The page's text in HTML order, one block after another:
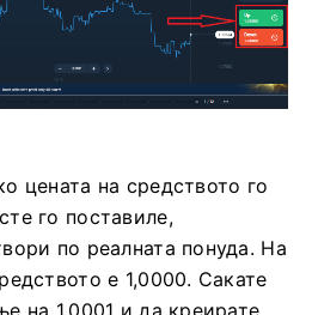
цената на средството го
го поставиле,
по реалната понуда. На
е 1,0000. Сакате
на 1,0001 и да креирате